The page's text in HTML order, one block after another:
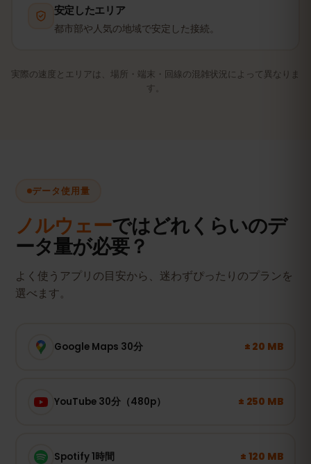
安定したエリア
都市部や人気の地域で安定した接続。
実際の速度とエリアは、場所・端末・回線の混雑状況によって異なりま
す。
データ使用量
ノルウェーではどれくらいのデ
ータ量が必要？
よく使うアプリの目安から、迷わずぴったりのプランを
選べます。
Google Maps 30分 ± 20 MB
YouTube 30分（480p） ± 250 MB
Spotify 1時間 ± 120 MB